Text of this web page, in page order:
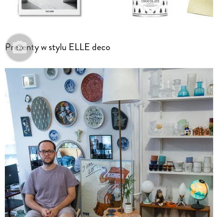
Prezenty w stylu ELLE deco